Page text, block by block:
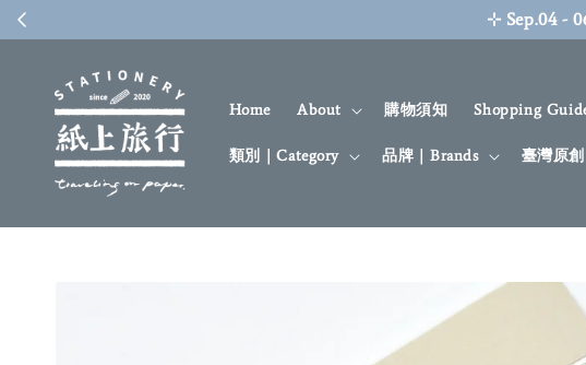
Home About 購物須知 Shopping
類別｜Category 品牌｜Brands 臺灣原